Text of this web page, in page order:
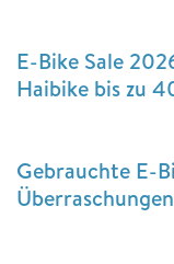
E-Bike Sale
Haibike bis zu
Gebrauchte E-